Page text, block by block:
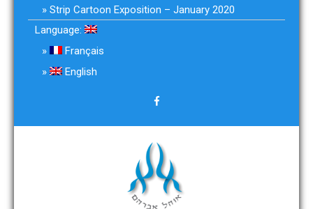
Strip Cartoon Exposition – January 2020
Language:
Français
English